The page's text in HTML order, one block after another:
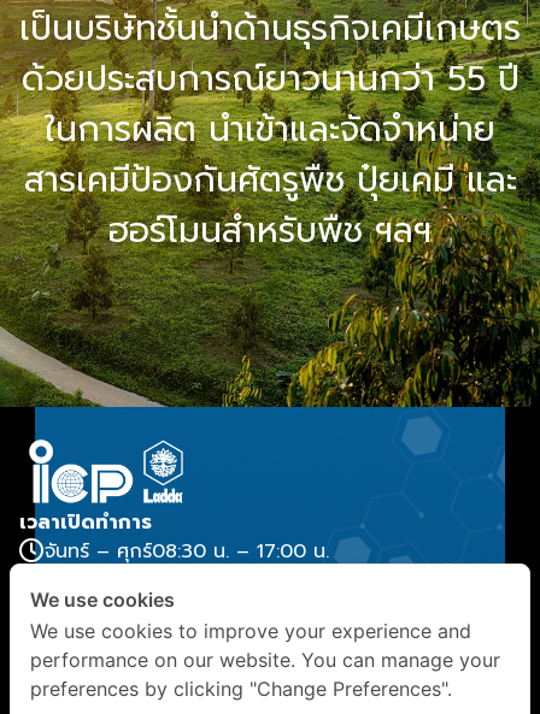
เป็นบริษัทชั้นนำด้านธุรกิจเคมีเกษตร
ด้วยประสบการณ์ยาวนานกว่า 55 ปี
ในการผลิตนำเข้าและจัดจำหน่าย
สารเคมีป้องกันศัตรูพืช ปุ๋ยเคมี และ
ฮอร์โมนสำหรับพืช ฯลฯ
เวลาเปิดทำการ
จันทร์ – ศุกร์08:30 น. – 17:00 น.
บริษัท ไอ ซี พี ลัดดา จำกัด 42 อาคาร ไอ ซี พี ชั้น 5 ถนน
สุรวงศ์ แขวงสี่พระยา เขตบางรัก กรุงเทพมหานคร 10500
ติดต่อสอบถาม
(+66) 2029 9888, (+66) 2029 9886
We use cookies
We use cookies to improve your experience and
performance on our website. You can manage your
preferences by clicking "Change Preferences".